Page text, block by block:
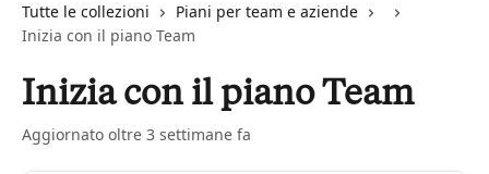
Tutte le collezioni
Piani per team e aziende
Inizia con il piano Team
Inizia con il piano Team
Aggiornato oltre 3 settimane fa